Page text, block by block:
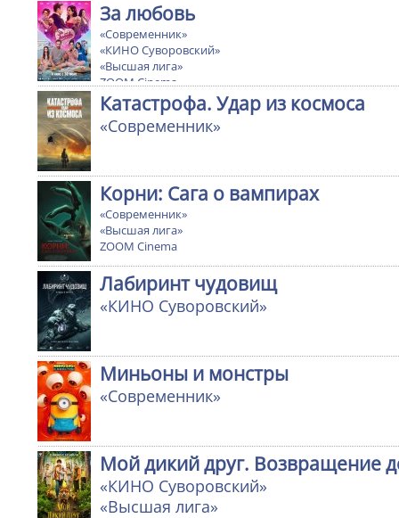
За любовь
«Современник»
«КИНО Суворовский»
«Высшая лига»
ZOOM Cinema
Катастрофа. Удар из космоса
«Современник»
Корни: Сага о вампирах
«Современник»
«Высшая лига»
ZOOM Cinema
Лабиринт чудовищ
«КИНО Суворовский»
Миньоны и монстры
«Современник»
Мой дикий друг. Возвращение
«КИНО Суворовский»
«Высшая лига»